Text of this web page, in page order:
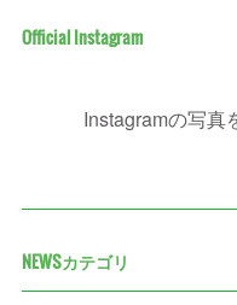
Official Instagram
Instagramの写真
NEWSカテゴリ